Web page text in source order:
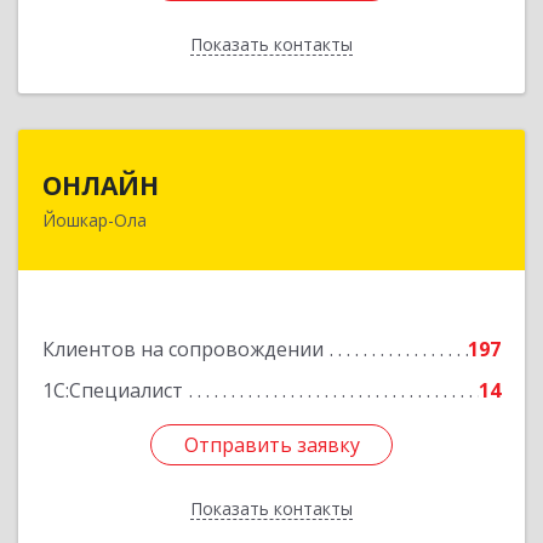
Показать контакты
Назад
ОНЛАЙН
Йошкар-Ола
Клиентов на сопровождении
197
1С:Специалист
14
Отправить заявку
Показать контакты
424000, Марий Эл Респ, Йошкар-Ола г,
Отправить заявку
Назад